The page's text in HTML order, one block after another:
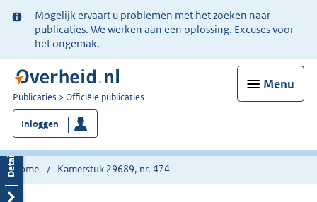
Ter
informatie:
Mogelijk ervaart u problemen met het zoeken naar
publicaties. We werken aan een oplossing. Excuses voor
het ongemak.
Menu
U
bent
nu
hier:
Publicaties Officiële publicaties
Inloggen
Home Kamerstuk 29689, nr. 474